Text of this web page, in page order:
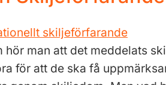
hör man att det meddelats
för att de ska få